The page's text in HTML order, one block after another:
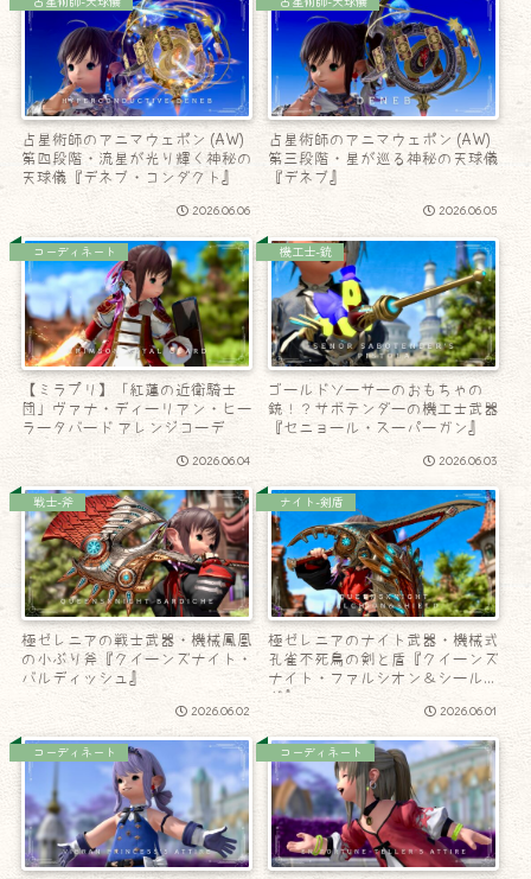
占星術師のアニマウェポン (AW)
第四段階・流星が光り輝く神秘の
天球儀『デネブ・コンダクト』
2026.06.06
占星術師のアニマウェポン (AW)
第三段階・星が巡る神秘の天球儀
『デネブ』
2026.06.05
コーディネート
【ミラプリ】「紅蓮の近衛騎士
団」ヴァナ・ディーリアン・ヒー
ラータバード アレンジコーデ
2026.06.04
機工士-銃
ゴールドソーサーのおもちゃの
銃！？サボテンダーの機工士武器
『セニョール・スーパーガン』
2026.06.03
戦士-斧
極ゼレニアの戦士武器・機械鳳凰
の小ぶり斧『クイーンズナイト・
バルディッシュ』
2026.06.02
ナイト-剣盾
極ゼレニアのナイト武器・機械式
孔雀不死鳥の剣と盾『クイーンズ
ナイト・ファルシオン＆シール
ド』
2026.06.01
コーディネート コーディネート